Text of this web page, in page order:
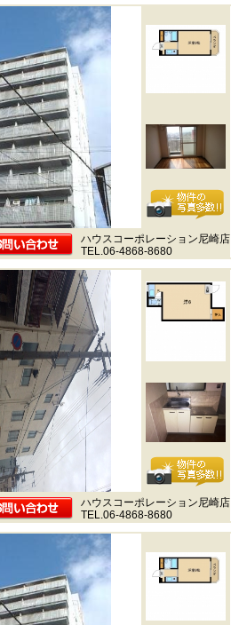
ハウスコーポレーション尼崎店
TEL.06-4868-8680
ハウスコーポレーション尼崎店
TEL.06-4868-8680